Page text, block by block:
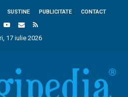
SUSTINE PUBLICITATE CONTACT
17 iulie 2026